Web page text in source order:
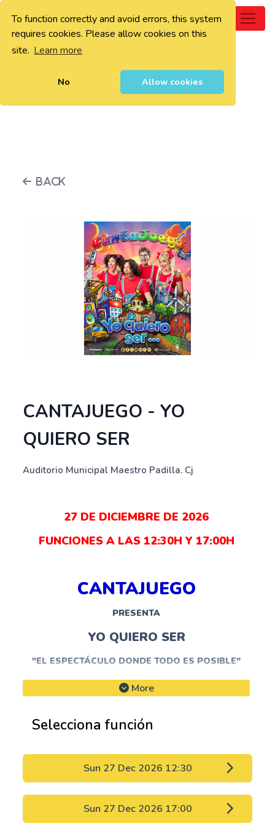
To function correctly and avoid errors, this system
requires cookies. Please allow cookies on this
site. Learn more
No Allow cookies
0
Back
CANTAJUEGO - YO
QUIERO SER
Auditorio Municipal Maestro Padilla. Cj
27 DE DICIEMBRE DE 2026
FUNCIONES A LAS 12:30H Y 17:00H
CANTAJUEGO
PRESENTA
YO QUIERO SER
"EL ESPECTÁCULO DONDE TODO ES POSIBLE"
pequeñ@s (¡y grandes!) a sumergirse en un
mundo donde soñar es solo el primer paso para
descubrir realmente quiénes queremos ser.
More
Selecciona función
Sun 27 Dec 2026 12:30
Sun 27 Dec 2026 17:00